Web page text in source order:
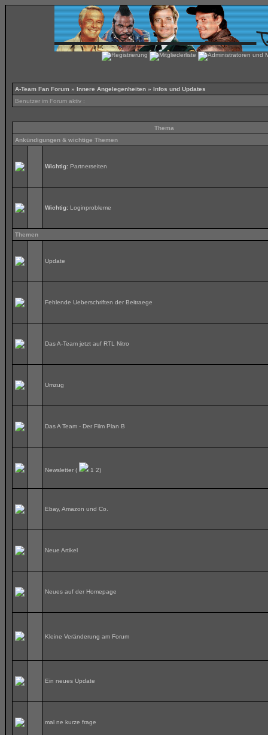
A-Team Fan Forum » Innere Angelegenheiten » Infos und Updates
Benutzer im Forum aktiv :
Thema
Ankündigungen & wichtige Themen
Wichtig: Partnerseiten
Wichtig: Loginprobleme
Themen
Update
Fehlende Ueberschriften der Beitraege
Das A-Team jetzt auf RTL Nitro
Umzug
Das A Team - Der Film Plan B
Newsletter ( 1 2)
Ebay, Amazon und Co.
Neue Artikel
Neues auf der Homepage
Kleine Veränderung am Forum
Ein neues Update
mal ne kurze frage